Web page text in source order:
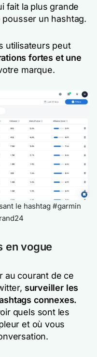
fait la plus grande
un hashtag.
utilisateurs peut
fortes et une
marque.
le hashtag #garmin
en vogue
au courant de ce
surveiller les
connexes.
quels sont les
et où vous